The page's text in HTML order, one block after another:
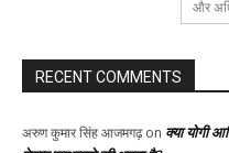
और
RECENT COMMENTS
अरुण कुमार सिंह आजमगढ़on क्या योगी